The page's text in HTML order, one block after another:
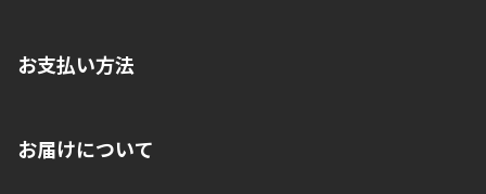
お支払い方法
いいただくことはできません。ご了承ください。
お届けについて